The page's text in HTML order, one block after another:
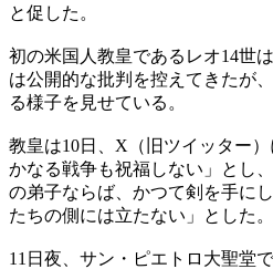
と促した。
初の米国人教皇であるレオ14世
は公開的な批判を控えてきたが
る様子を見せている。
教皇は10日、X（旧ツイッター
かなる戦争も祝福しない」とし
の弟子ならば、かつて剣を手に
たちの側には立たない」とした。
11日夜、サン・ピエトロ大聖堂